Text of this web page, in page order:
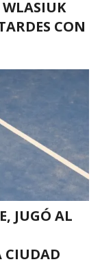
CON
JUGÓ AL
CIUDAD